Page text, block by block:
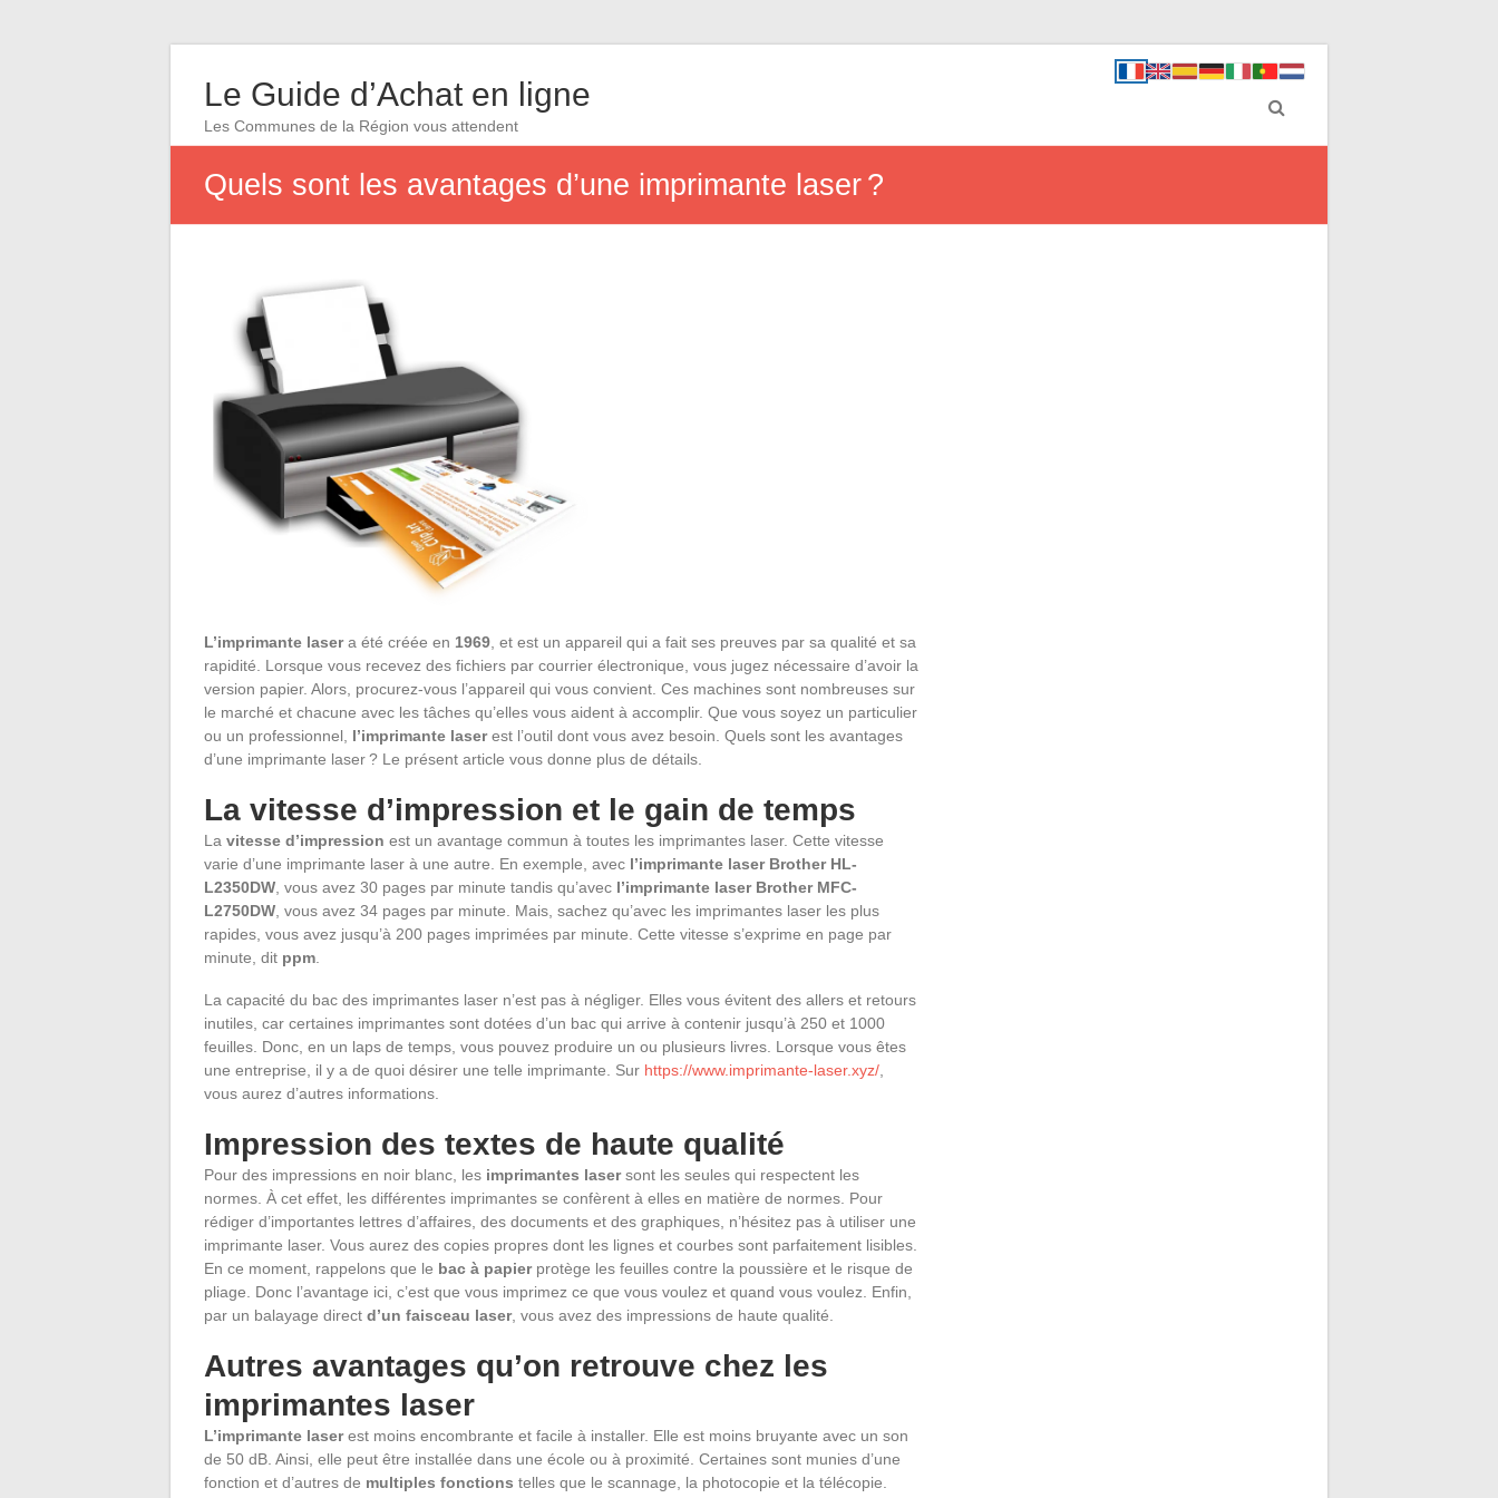
Le Guide d’Achat en ligne
Les Communes de la Région vous attendent
Quels sont les avantages d’une imprimante laser ?
L’imprimante lasera été créée en 1969 , et est un appareil qui a fait ses preuves par sa qualité et sa
rapidité. Lorsque vous recevez des fichiers par courrier électronique, vous jugez nécessaire d’avoir la
version papier. Alors, procurez-vous l’appareil qui vous convient. Ces machines sont nombreuses sur
le marché et chacune avec les tâches qu’elles vous aident à accomplir. Que vous soyez un particulier
ou un professionnel, l’imprimante laserest l’outil dont vous avez besoin. Quels sont les avantages
d’une imprimante laser ? Le présent article vous donne plus de détails.
La vitesse d’impression et le gain de temps
La vitesse d’impression est un avantage commun à toutes les imprimantes laser. Cette vitesse
varie d’une imprimante laser à une autre. En exemple, avec l’imprimante laser Brother HL-
L2350DW , vous avez 30 pages par minute tandis qu’avec l’imprimante laser Brother MFC-
L2750DW , vous avez 34 pages par minute. Mais, sachez qu’avec les imprimantes laser les plus
rapides, vous avez jusqu’à 200 pages imprimées par minute. Cette vitesse s’exprime en page par
minute, dit ppm
La capacité du bac des imprimantes laser n’est pas à négliger. Elles vous évitent des allers et retours
inutiles, car certaines imprimantes sont dotées d’un bac qui arrive à contenir jusqu’à 250 et 1000
feuilles. Donc, en un laps de temps, vous pouvez produire un ou plusieurs livres. Lorsque vous êtes
une entreprise, il y a de quoi désirer une telle imprimante. Sur https://www.imprimante-laser.xyz/
vous aurez d’autres informations.
Impression des textes de haute qualité
Pour des impressions en noir blanc, les imprimantes lasersont les seules qui respectent les
normes. À cet effet, les différentes imprimantes se confèrent à elles en matière de normes. Pour
rédiger d’importantes lettres d’affaires, des documents et des graphiques, n’hésitez pas à utiliser une
imprimante laser. Vous aurez des copies propres dont les lignes et courbes sont parfaitement lisibles.
En ce moment, rappelons que le bac à papierprotège les feuilles contre la poussière et le risque de
pliage. Donc l’avantage ici, c’est que vous imprimez ce que vous voulez et quand vous voulez. Enfin,
par un balayage direct d’un faisceau laser, vous avez des impressions de haute qualité.
Autres avantages qu’on retrouve chez les
imprimantes laser
L’imprimante laserest moins encombrante et facile à installer. Elle est moins bruyante avec un son
de 50 dB. Ainsi, elle peut être installée dans une école ou à proximité. Certaines sont munies d’une
fonction et d’autres de multiples fonctions telles que le scannage, la photocopie et la télécopie.